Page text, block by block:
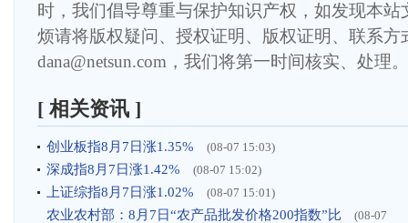
时，我们倡导尊重与保护知识产权，如发现本
烦请将版权疑问、授权证明、版权证明、联系方
dana@netsun.com，我们将第一时间核实、处理。
[ 相关资讯 ]
创业板指8月7日涨1.35% (08-07 15:03)
深成指8月7日涨1.42% (08-07 15:02)
上证综指8月7日涨1.02% (08-07 15:01)
农业农村部：8月7日“农产品批发价格200指数”比
(08-07